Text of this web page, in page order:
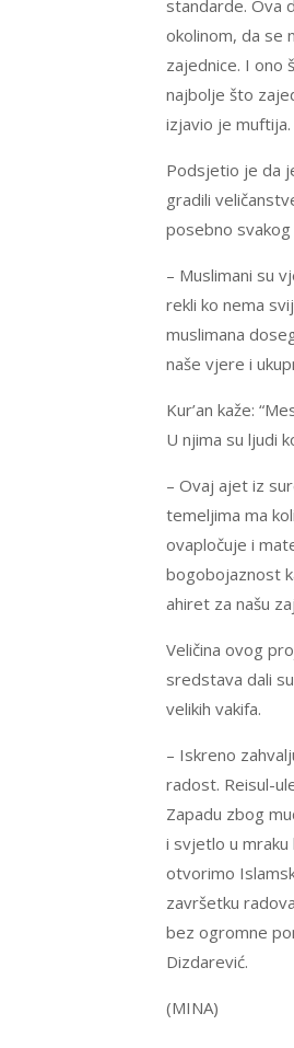
standarde. Ova
okolinom, da se
zajednice. I ono
najbolje što
izjavio je muftija.
Podsjetio je da
gradili
posebno svakog
– Muslimani su
rekli ko nema
muslimana
naše vjere i
Kur’an kaže:
U njima su ljudi
– Ovaj ajet iz
temeljima ma
ovapločuje i
bogobojaznost
ahiret za našu
Veličina ovog
sredstava dali
velikih vakifa.
– Iskreno
radost. Reisul-
Zapadu zbog
i svjetlo u
otvorimo
završetku
bez ogromne
Dizdarević.
(MINA)